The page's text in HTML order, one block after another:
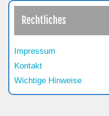
Rechtliches
Impressum
Kontakt
Wichtige Hinweise